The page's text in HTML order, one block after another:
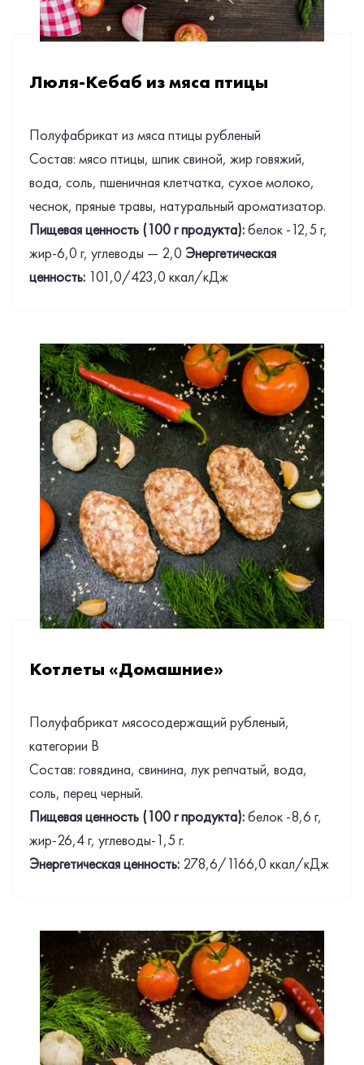
Люля-Кебаб из мяса птицы
Полуфабрикат из мяса птицы рубленый
Состав: мясо птицы, шпик свиной, жир говяжий,
вода, соль, пшеничная клетчатка, сухое молоко,
чеснок, пряные травы, натуральный ароматизатор.
Пищевая ценность (100 г продукта):белок -12,5 г,
жир-6,0 г, углеводы — 2,0 Энергетическая
ценность: 101,0/423,0 ккал/кДж
Котлеты «Домашние»
Полуфабрикат мясосодержащий рубленый,
категории В
Состав: говядина, свинина, лук репчатый, вода,
соль, перец черный.
Пищевая ценность (100 г продукта):белок -8,6 г,
жир-26,4 г, углеводы-1,5 г.
Энергетическая ценность: 278,6/1166,0 ккал/кДж